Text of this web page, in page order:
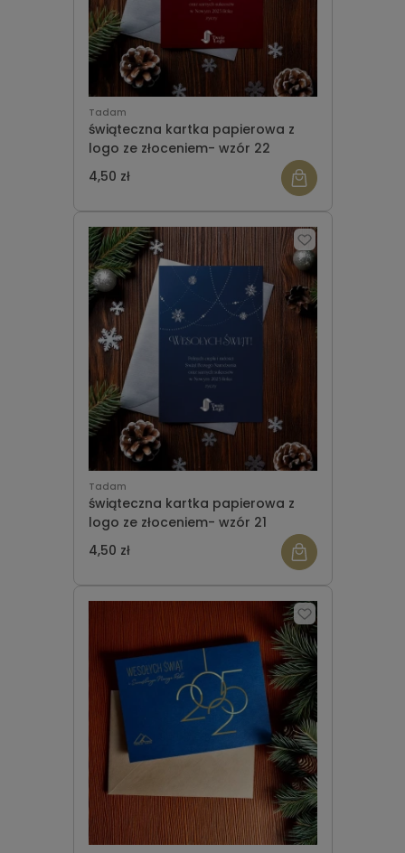
Tadam
świąteczna kartka papierowa z
logo ze złoceniem- wzór 22
4,50 zł
Tadam
świąteczna kartka papierowa z
logo ze złoceniem- wzór 21
4,50 zł